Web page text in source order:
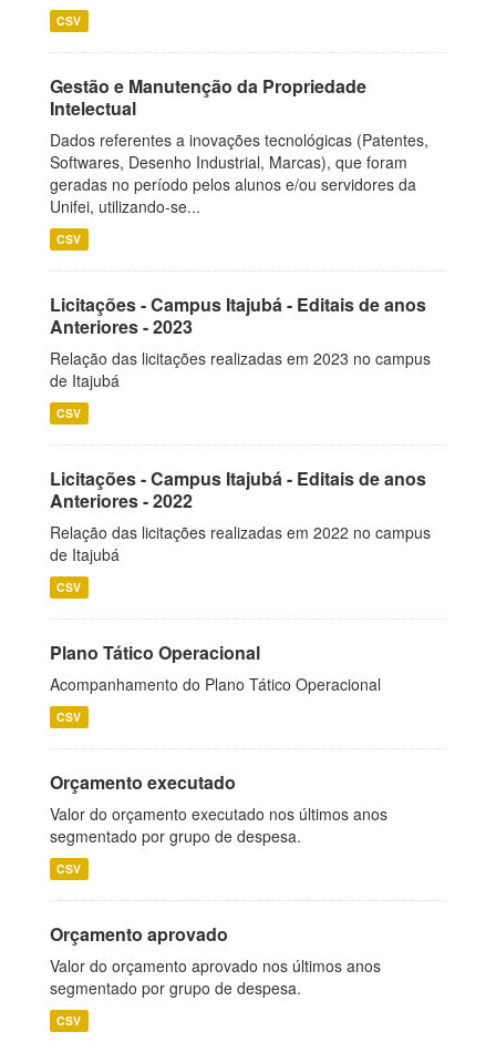
CSV
Gestão e Manutenção da Propriedade
Intelectual
Dados referentes a inovações tecnológicas (Patentes,
Softwares, Desenho Industrial, Marcas), que foram
geradas no período pelos alunos e/ou servidores da
Unifei, utilizando-se...
CSV
Licitações - Campus Itajubá - Editais de anos
Anteriores - 2023
Relação das licitações realizadas em 2023 no campus
de Itajubá
CSV
Licitações - Campus Itajubá - Editais de anos
Anteriores - 2022
Relação das licitações realizadas em 2022 no campus
de Itajubá
CSV
Plano Tático Operacional
Acompanhamento do Plano Tático Operacional
CSV
Orçamento executado
Valor do orçamento executado nos últimos anos
segmentado por grupo de despesa.
CSV
Orçamento aprovado
Valor do orçamento aprovado nos últimos anos
segmentado por grupo de despesa.
CSV